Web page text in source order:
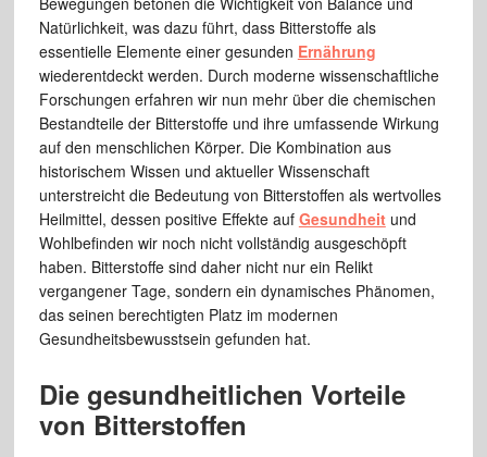
Natürlichkeit, was dazu führt, dass Bitterstoffe als
essentielle Elemente einer gesunden Ernährung
wiederentdeckt werden. Durch moderne wissenschaftliche
Forschungen erfahren wir nun mehr über die chemischen
Bestandteile der Bitterstoffe und ihre umfassende Wirkung
auf den menschlichen Körper. Die Kombination aus
historischem Wissen und aktueller Wissenschaft
unterstreicht die Bedeutung von Bitterstoffen als wertvolles
Heilmittel, dessen positive Effekte auf Gesundheitund
Wohlbefinden wir noch nicht vollständig ausgeschöpft
haben. Bitterstoffe sind daher nicht nur ein Relikt
vergangener Tage, sondern ein dynamisches Phänomen,
das seinen berechtigten Platz im modernen
Gesundheitsbewusstsein gefunden hat.
Die gesundheitlichen Vorteile
von Bitterstoffen